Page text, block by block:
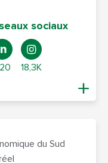
sociaux
18,3K
du Sud